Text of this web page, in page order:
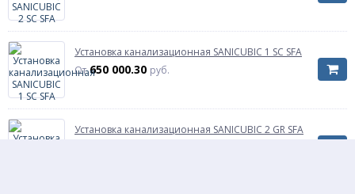
Установка канализационная SANICUBIC 1 SC SFA
От650 000.30 руб.
Установка канализационная SANICUBIC 2 GR SFA